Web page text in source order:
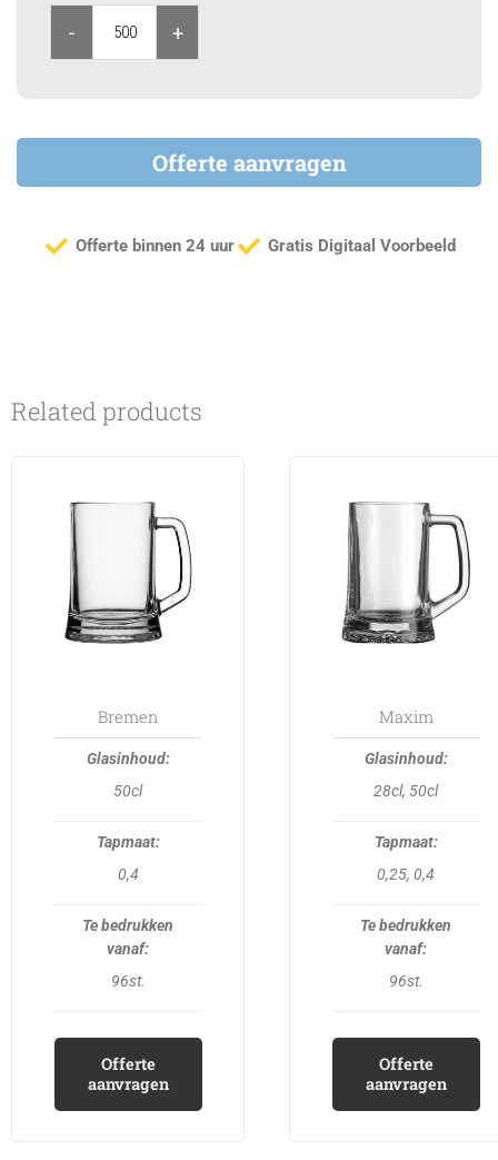
- +
Offerte aanvragen
Offerte binnen 24 uur Gratis Digitaal Voorbeeld
Related products
Bremen
50cl
0,4
96st.
Offerte
aanvragen
product
has
multiple
variants.
The
be
chosen
the
Maxim
28cl, 50cl
0,25, 0,4
96st.
Offerte
aanvragen
product
has
multiple
variants.
The
be
chosen
the